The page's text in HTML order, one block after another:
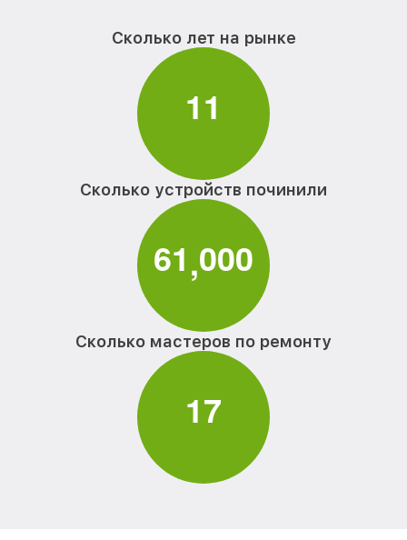
Сколько лет на рынке
11
Сколько устройств починили
61,000
Сколько мастеров по ремонту
17